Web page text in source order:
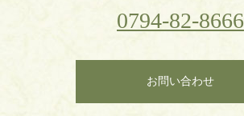
0794-82-8666
お問い合わせ